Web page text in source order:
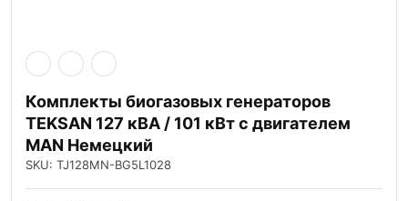
Комплекты биогазовых генераторов
TEKSAN 127 кВА / 101 кВт с двигателем
MAN Немецкий
SKU: TJ128MN-BG5L1028